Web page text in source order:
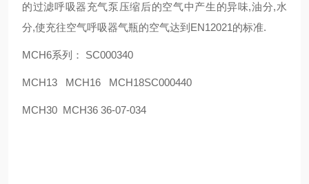
的过滤呼吸器充气泵压缩后的空气中产生的异味,油分,水
分,使充往空气呼吸器气瓶的空气达到EN12021的标准.
MCH6系列： SC000340
MCH13 MCH16 MCH18SC000440
MCH30 MCH36 36-07-034